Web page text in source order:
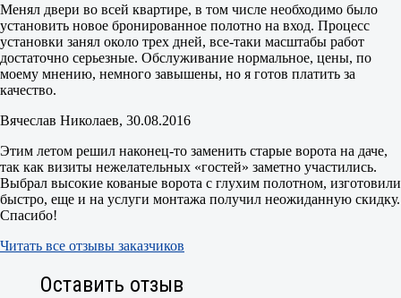
Менял двери во всей квартире, в том числе необходимо было
установить новое бронированное полотно на вход. Процесс
установки занял около трех дней, все-таки масштабы работ
достаточно серьезные. Обслуживание нормальное, цены, по
моему мнению, немного завышены, но я готов платить за
качество.
Вячеслав Николаев, 30.08.2016
Этим летом решил наконец-то заменить старые ворота на даче,
так как визиты нежелательных «гостей» заметно участились.
Выбрал высокие кованые ворота с глухим полотном, изготовили
быстро, еще и на услуги монтажа получил неожиданную скидку.
Спасибо!
Читать все отзывы заказчиков
Оставить отзыв